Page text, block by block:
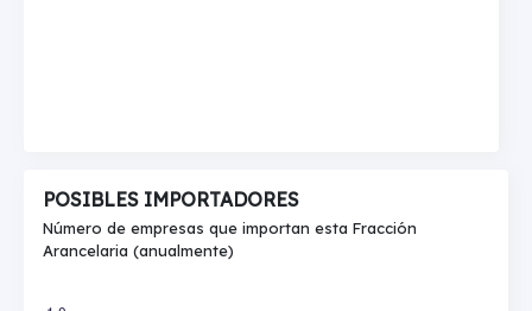
POSIBLES IMPORTADORES
Número de empresas que importan esta Fracción
Arancelaria (anualmente)